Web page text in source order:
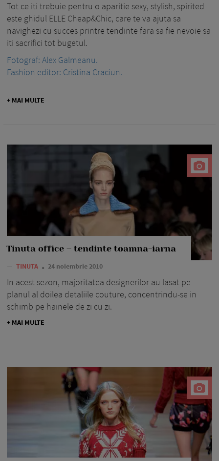
Tot ce iti trebuie pentru o aparitie sexy, stylish, spirited
este ghidul ELLE Cheap&Chic, care te va ajuta sa
navighezi cu succes printre tendinte fara sa fie nevoie sa
iti sacrifici tot bugetul.
Fotograf: Alex Galmeanu.
Fashion editor: Cristina Craciun.
+ MAI MULTE
Tinuta office – tendinte toamna-iarna
— TINUTA 24 noiembrie 2010
In acest sezon, majoritatea designerilor au lasat pe
planul al doilea detaliile couture, concentrindu-se in
schimb pe hainele de zi cu zi.
+ MAI MULTE